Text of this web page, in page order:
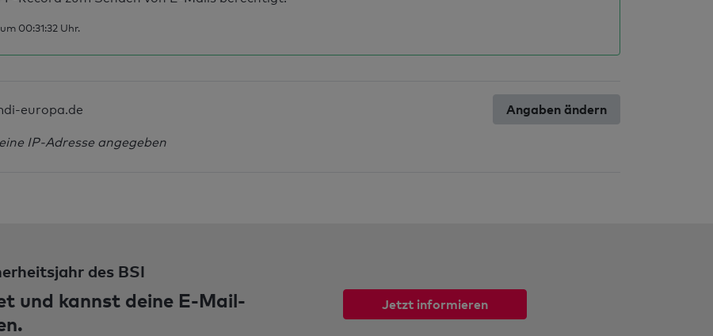
00:31:32 Uhr.
europa.de
IP-Adresse angegeben
Angaben ändern
des BSI
und kannst deine E-Mail-
Jetzt informieren